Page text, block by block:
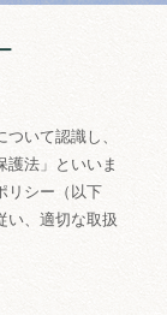
いて認識し、
護法」といいま
リシー（以下
い、適切な取扱